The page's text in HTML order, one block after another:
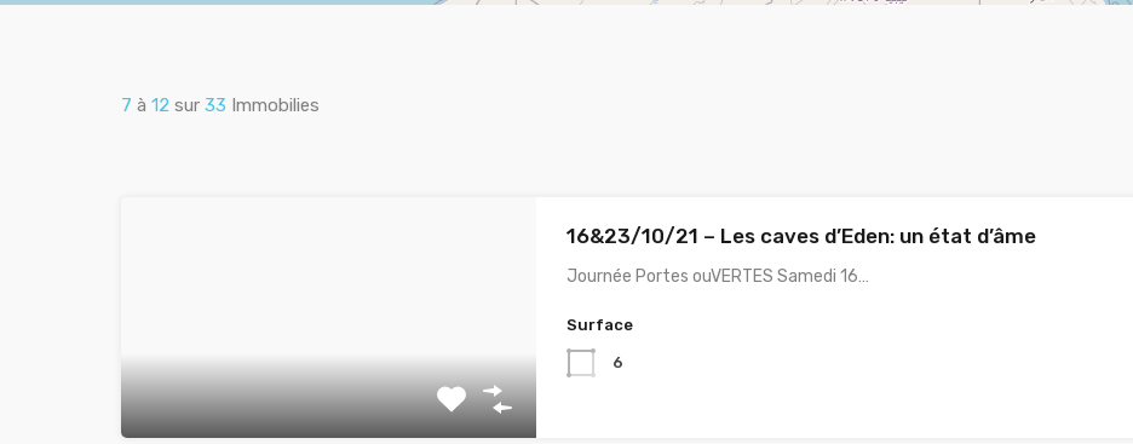
7 à 12 sur 33 Immobilies
16&23/10/21 – Les caves d’Eden: un état d’âme
Journée Portes ouVERTES Samedi 16…
Surface
6